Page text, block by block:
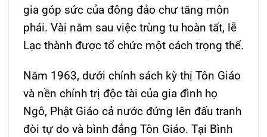
gia góp sức của đông đảo chư tăng môn
phái. Vài năm sau việc trùng tu hoàn tất, lễ
Lạc thành được tổ chức một cách trọng thể.
Năm 1963, dưới chính sách kỳ thị Tôn Giáo
và nền chính trị độc tài của gia đình họ
Ngô, Phật Giáo cả nước đứng lên đấu tranh
đòi tự do và bình đẳng Tôn Giáo. Tại Bình